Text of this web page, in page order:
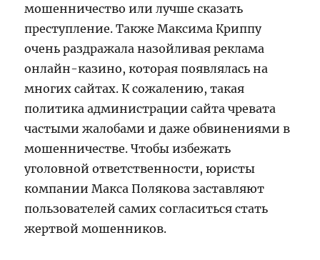
мошенничество или лучше сказать
преступление. Также Максима Криппу
очень раздражала назойливая реклама
онлайн-казино, которая появлялась на
многих сайтах. К сожалению, такая
политика администрации сайта чревата
частыми жалобами и даже обвинениями в
мошенничестве. Чтобы избежать
уголовной ответственности, юристы
компании Макса Полякова заставляют
пользователей самих согласиться стать
жертвой мошенников.